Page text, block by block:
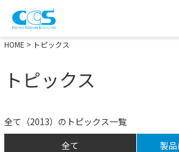
画像処理用の製品検索
HOME > トピックス
トピックス
全て（2013）のトピックス一覧
全て
製